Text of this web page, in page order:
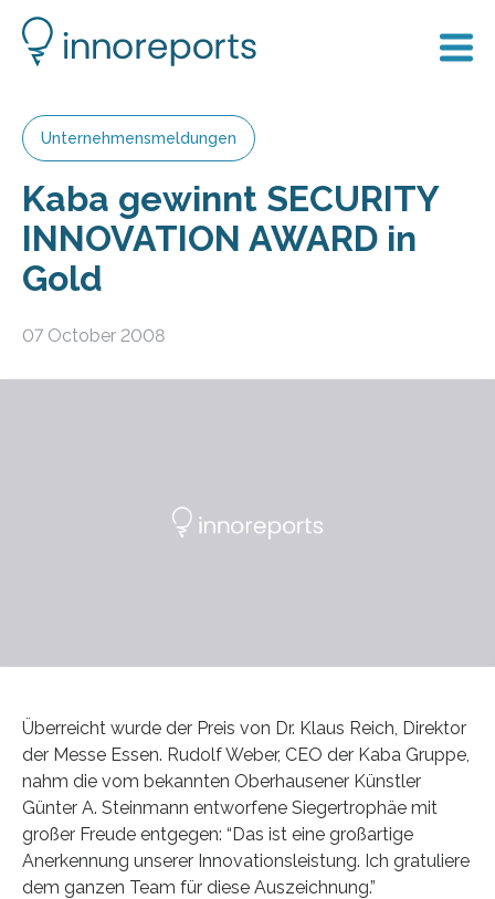
Unternehmensmeldungen
Kaba gewinnt SECURITY
INNOVATION AWARD in
Gold
07 October 2008
Überreicht wurde der Preis von Dr. Klaus Reich, Direktor
der Messe Essen. Rudolf Weber, CEO der Kaba Gruppe,
nahm die vom bekannten Oberhausener Künstler
Günter A. Steinmann entworfene Siegertrophäe mit
großer Freude entgegen: “Das ist eine großartige
Anerkennung unserer Innovationsleistung. Ich gratuliere
dem ganzen Team für diese Auszeichnung.”